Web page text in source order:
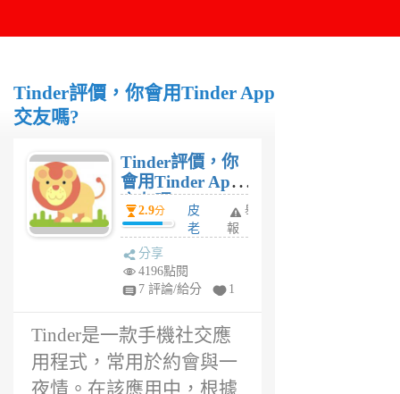
Tinder評價，你會用Tinder App
交友嗎?
Tinder評價，你
會用Tinder App
交友嗎?
2.9分
皮
老
年
舉
報
分享
4196點閱
7 評論/給分
1
Tinder是一款手機社交應
用程式，常用於約會與一
夜情。在該應用中，根據